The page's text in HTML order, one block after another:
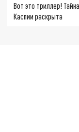
Вот это триллер!
Каспии раскрыта